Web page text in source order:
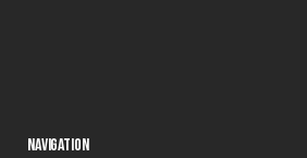
NAVIGATION